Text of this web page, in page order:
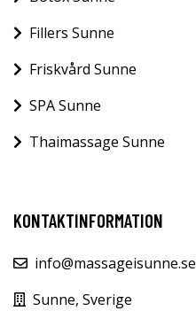
Fillers Sunne
Friskvård Sunne
SPA Sunne
Thaimassage Sunne
KONTAKTINFORMATION
info@massageisunne.se
Sunne, Sverige